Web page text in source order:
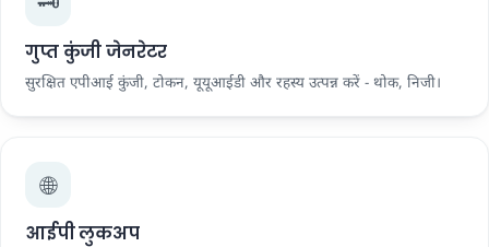
गुप्त कुंजी जेनरेटर
सुरक्षित एपीआई कुंजी, टोकन, यूयूआईडी और रहस्य उत्पन्न करें - थोक, निजी।
🌐
आईपी ​​लुकअप